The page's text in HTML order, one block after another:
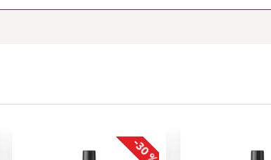
-30 %